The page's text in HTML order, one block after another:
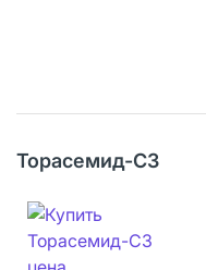
Торасемид-СЗ